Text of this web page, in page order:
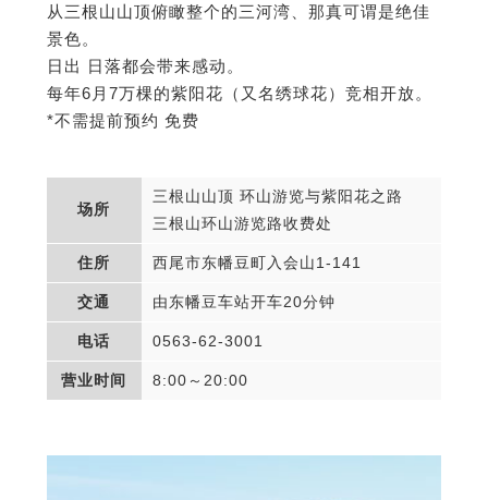
从三根山山顶俯瞰整个的三河湾、那真可谓是绝佳
景色。
日出 日落都会带来感动。
每年6月7万棵的紫阳花（又名绣球花）竞相开放。
*不需提前预约 免费
场所
三根山山顶 环山游览与紫阳花之路
三根山环山游览路收费处
住所 西尾市东幡豆町入会山1-141
交通 由东幡豆车站开车20分钟
电话 0563-62-3001
营业时间 8:00～20:00